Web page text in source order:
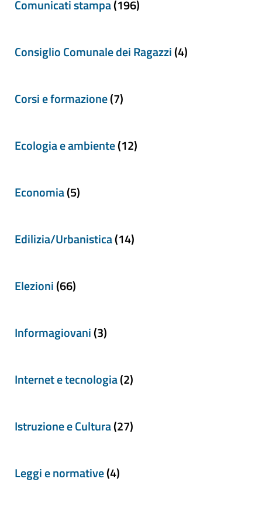
Comunicati stampa(196)
Consiglio Comunale dei Ragazzi(4)
Corsi e formazione(7)
Ecologia e ambiente(12)
Economia(5)
Edilizia/Urbanistica(14)
Elezioni(66)
Informagiovani(3)
Internet e tecnologia(2)
Istruzione e Cultura(27)
Leggi e normative(4)